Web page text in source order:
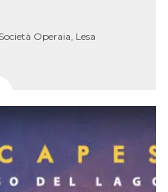
Società Operaia, Lesa